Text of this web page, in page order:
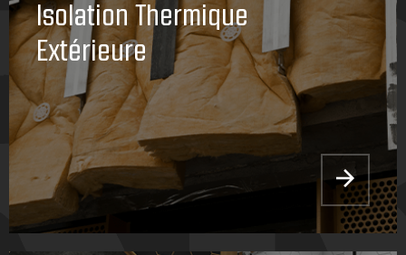
Isolation Thermique
Extérieure